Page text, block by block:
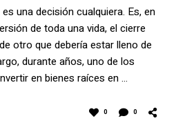
una decisión cualquiera. Es, en
de toda una vida, el cierre
otro que debería estar lleno de
durante años, uno de los
en bienes raíces en …
0 0